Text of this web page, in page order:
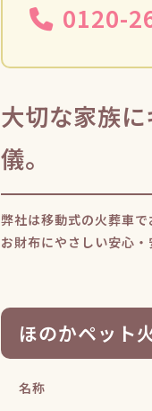
0120-
大切な家族
儀。
弊社は移動式の火葬車
お財布にやさしい安心・
ほのかペット
名称